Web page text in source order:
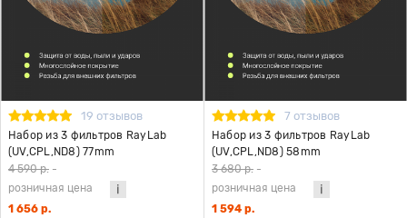
19 отзывов
Набор из 3 фильтров RayLab
(UV,CPL,ND8) 77mm
4 590 р. -
розничная цена
1 656 р.
7 отзывов
Набор из 3 фильтров RayLab
(UV,CPL,ND8) 58mm
3 680 р. -
розничная цена
1 594 р.